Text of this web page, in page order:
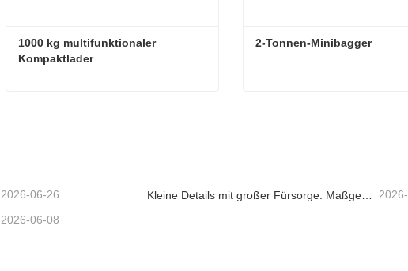
1000 kg multifunktionaler
Kompaktlader
2-Tonnen-Minibagger
2026-06-26 Kleine Details mit großer Fürsorge: Maßgeschneiderter geschweißter Getränkehalter für Minibagger
2026-06-08